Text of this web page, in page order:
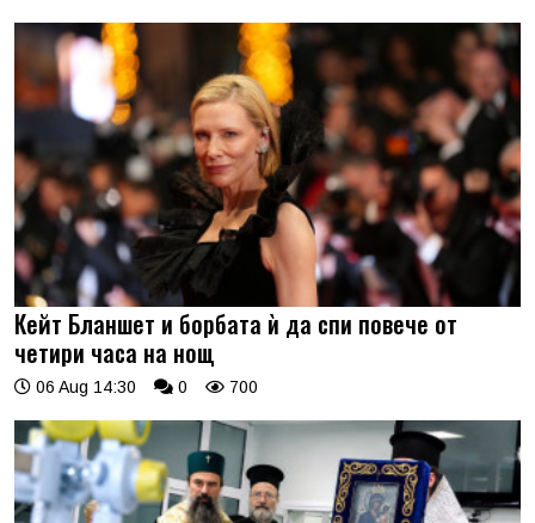
Кейт Бланшет и борбата ѝ да спи повече от
четири часа на нощ
06 Aug 14:30 0 700